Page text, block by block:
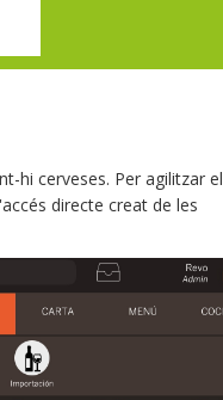
hi cerveses. Per agilitzar el
directe creat de les